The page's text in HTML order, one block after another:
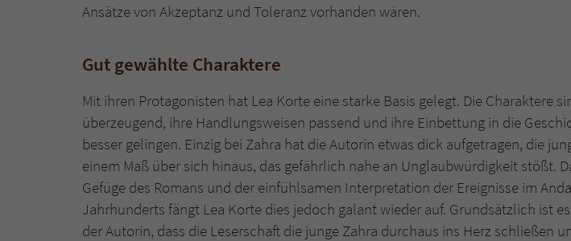
Ansätze von Akzeptanz und Toleranz vorhanden wären.
Gut gewählte Charaktere
Mit ihren Protagonisten hat Lea Korte eine starke Basis gelegt. Die Charaktere
überzeugend, ihre Handlungsweisen passend und ihre Einbettung in die
besser gelingen. Einzig bei Zahra hat die Autorin etwas dick aufgetragen, die
einem Maß über sich hinaus, das gefährlich nahe an Unglaubwürdigkeit stößt.
Gefüge des Romans und der einfühlsamen Interpretation der Ereignisse im
Jahrhunderts fängt Lea Korte dies jedoch galant wieder auf. Grundsätzlich ist
der Autorin, dass die Leserschaft die junge Zahra durchaus ins Herz schließen